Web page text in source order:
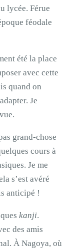
lycée. Férue
féodale
été la place
avec cette
quand on
Je
grand-chose
cours à
Je me
s’est avéré
anticipé !
kanji.
des amis
À Nagoya, où